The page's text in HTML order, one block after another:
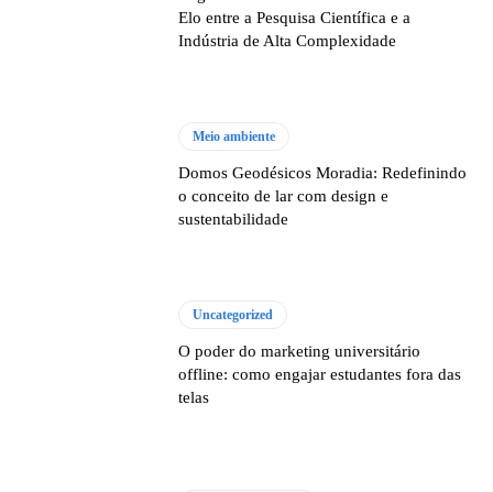
Elo entre a Pesquisa Científica e a
Indústria de Alta Complexidade
Meio ambiente
Domos Geodésicos Moradia: Redefinindo
o conceito de lar com design e
sustentabilidade
Uncategorized
O poder do marketing universitário
offline: como engajar estudantes fora das
telas